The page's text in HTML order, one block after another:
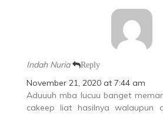
Indah Nuria Reply
November 21, 2020 at 7:44 am
Aduuuh mba lucuu banget
cakeep liat hasilnya walaupun